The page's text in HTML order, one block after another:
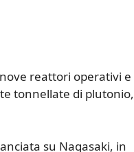
reattori operativi e
tonnellate di plutonio,
su Nagasaki, in